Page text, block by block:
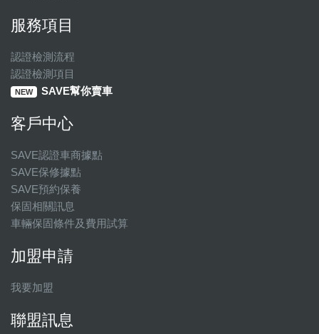
服務項目
認證檢測流程
認證檢測項目
NEW SAVE幫你賣車
客戶中心
SAVE認證車商據點
SAVE保修據點
SAVE預約保養
保固相關訊息
車輛保固條件及費用試算
加盟申請
我要加盟
聯盟訊息